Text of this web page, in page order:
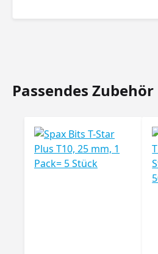
Passendes Zubehör
Produktgalerie